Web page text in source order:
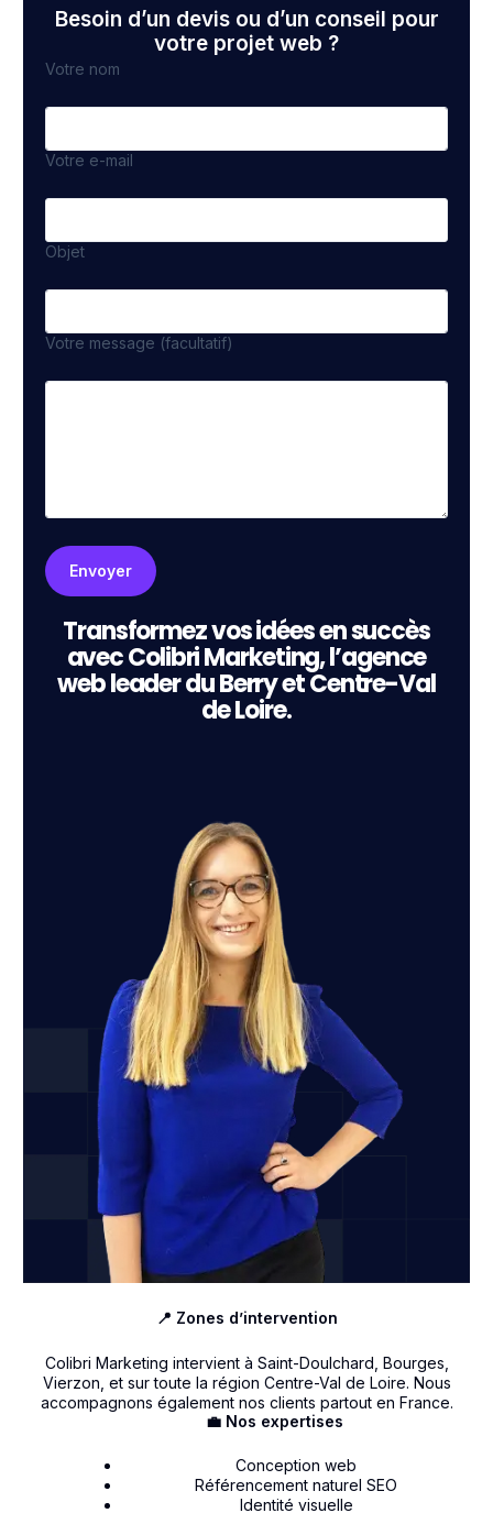
Besoin d’un devis ou d’un conseil pour
votre projet web ?
Votre nom
Votre e-mail
Objet
Votre message (facultatif)
Transformez vos idées en succès
avec Colibri Marketing, l’agence
web leader du Berry et Centre-Val
de Loire.
💼 Nos expertises
Conception web
Référencement naturel SEO
Identité visuelle
📍 Zones d’intervention
Colibri Marketing intervient à Saint-Doulchard, Bourges,
Vierzon, et sur toute la région Centre-Val de Loire. Nous
accompagnons également nos clients partout en France.